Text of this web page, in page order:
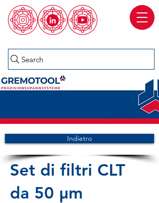
Search
Indietro
Set di filtri CLT
da 50 µm